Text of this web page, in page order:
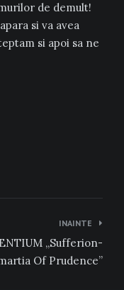
de demult!
si va avea
si apoi sa ne
INAINTE
„Sufferion-
Of Prudence”